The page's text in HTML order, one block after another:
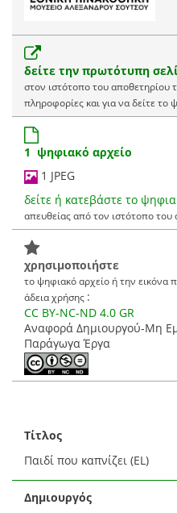
δείτε την πρωτότυπη
στον ιστότοπο του αποθετηρίου
πληροφορίες και για να δείτε το
1 ψηφιακό αρχείο
1 JPEG
δείτε ή κατεβάστε το
απευθείας από τον ιστότοπο του
χρησιμοποιήστε
το ψηφιακό αρχείο ή την
άδεια χρήσης :
CC BY-NC-ND 4.0 GR
Αναφορά Δημιουργού-Μη
Παράγωγα Έργα
Τίτλος
Παιδί που καπνίζει (EL)
Δημιουργός